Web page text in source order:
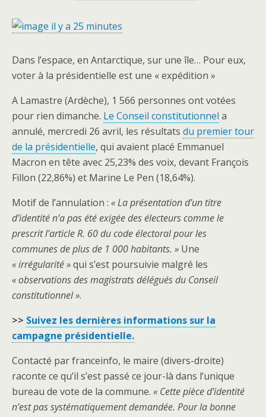
il y a 25 minutes
Dans l’espace, en Antarctique, sur une île… Pour eux,
voter à la présidentielle est une « expédition »
A Lamastre (Ardèche), 1 566 personnes ont votées
pour rien dimanche. Le Conseil constitutionnel a
annulé, mercredi 26 avril, les résultats du premier tour
de la présidentielle, qui avaient placé Emmanuel
Macron en tête avec 25,23% des voix, devant François
Fillon (22,86%) et Marine Le Pen (18,64%).
Motif de l’annulation : « La présentation d’un titre
d’identité n’a pas été exigée des électeurs comme le
prescrit l’article R. 60 du code électoral pour les
communes de plus de 1 000 habitants. » Une
« irrégularité »qui s’est poursuivie malgré les
« observations des magistrats délégués du Conseil
constitutionnel ».
>> Suivez les dernières informations sur la
campagne présidentielle.
Contacté par franceinfo, le maire (divers-droite)
raconte ce qu’il s’est passé ce jour-là dans l’unique
bureau de vote de la commune. « Cette pièce d’identité
n’est pas systématiquement demandée. Pour la bonne